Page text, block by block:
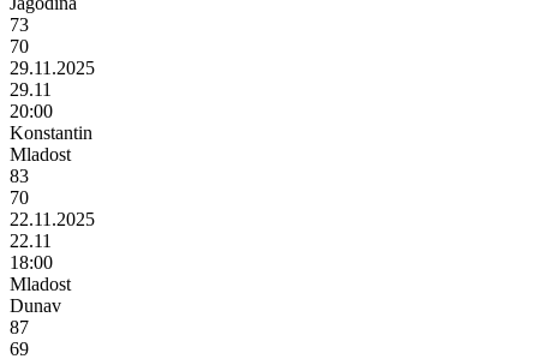
73
70
29.11.2025
29.11
20:00
Konstantin
Mladost
83
70
22.11.2025
22.11
18:00
Mladost
Dunav
87
69